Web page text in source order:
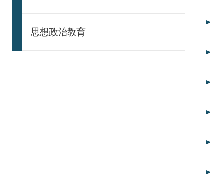
思想政治教育